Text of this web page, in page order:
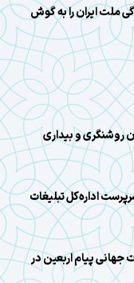
ملت ایران را به گوش
روشنگری و بیداری
اداره‌کل تبلیغات
جهانی پیام اربعین در